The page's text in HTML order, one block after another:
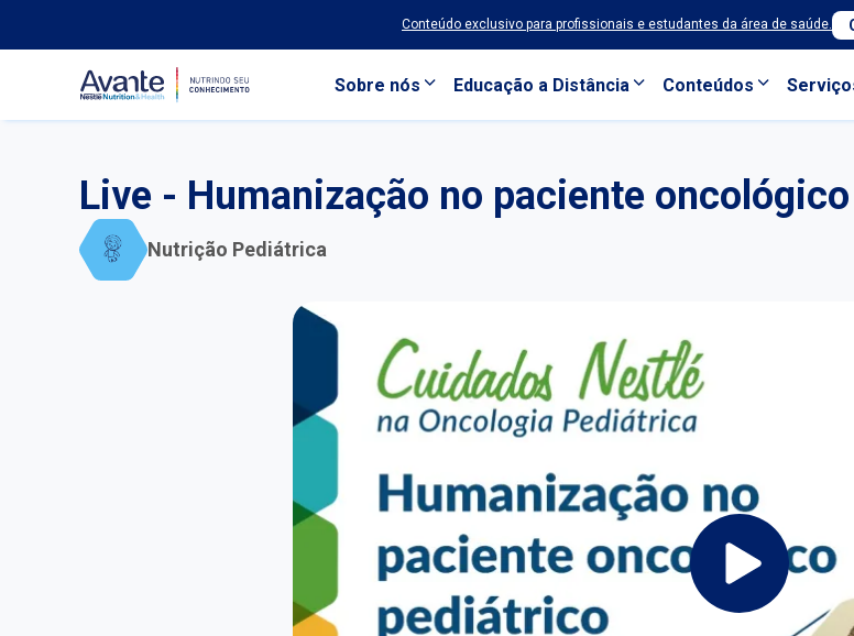
Conteúdo exclusivo para profissionais e estudantes da área de saúde.
Sobre nós Educação a Distância Conteúdos
Live - Humanização no paciente
Nutrição Pediátrica